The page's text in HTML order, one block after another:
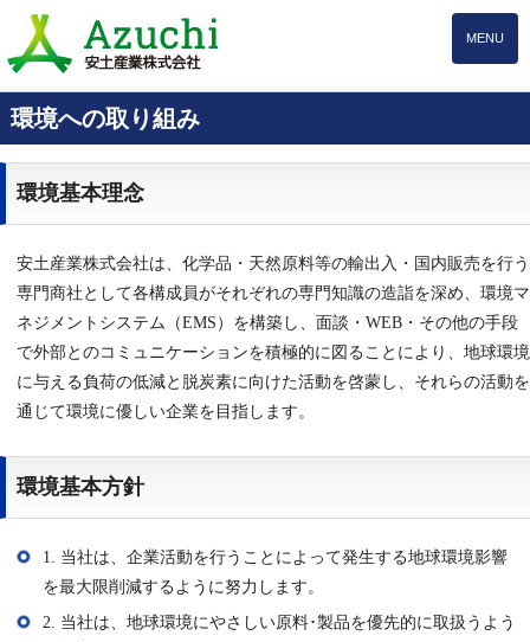
MENU
環境への取り組み
環境基本理念
安土産業株式会社は、化学品・天然原料等の輸出入・国内販売を行う
専門商社として各構成員がそれぞれの専門知識の造詣を深め、環境マ
ネジメントシステム（EMS）を構築し、面談・WEB・その他の手段
で外部とのコミュニケーションを積極的に図ることにより、地球環境
に与える負荷の低減と脱炭素に向けた活動を啓蒙し、それらの活動を
通じて環境に優しい企業を目指します。
環境基本方針
1. 当社は、企業活動を行うことによって発生する地球環境影響
を最大限削減するように努力します。
2. 当社は、地球環境にやさしい原料･製品を優先的に取扱うよう